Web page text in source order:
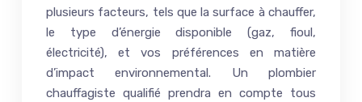
plusieurs facteurs, tels que la surface à chauffer,
le type d’énergie disponible (gaz, fioul,
électricité), et vos préférences en matière
d’impact environnemental. Un plombier
chauffagiste qualifié prendra en compte tous